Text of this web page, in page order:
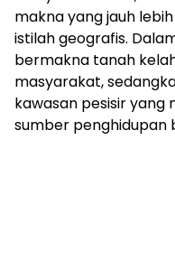
makna yang jauh
istilah geografis.
bermakna tanah
masyarakat,
kawasan pesisir yang
sumber penghidupan